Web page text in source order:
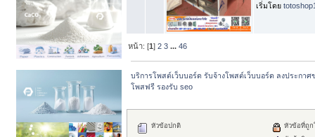
เริ่มโดย
หน้า: [1]2 3 ...46
บริการโพสต์เว็บบอร์ด รับจ้างโพสต์เว็บบอร์ด ลงประกาศ
โพสฟรี รองรับ seo
หัวข้อปกติ
หัวข้อที่ถู